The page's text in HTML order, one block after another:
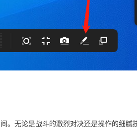
。无论是战斗的激烈对决还是操作的细腻